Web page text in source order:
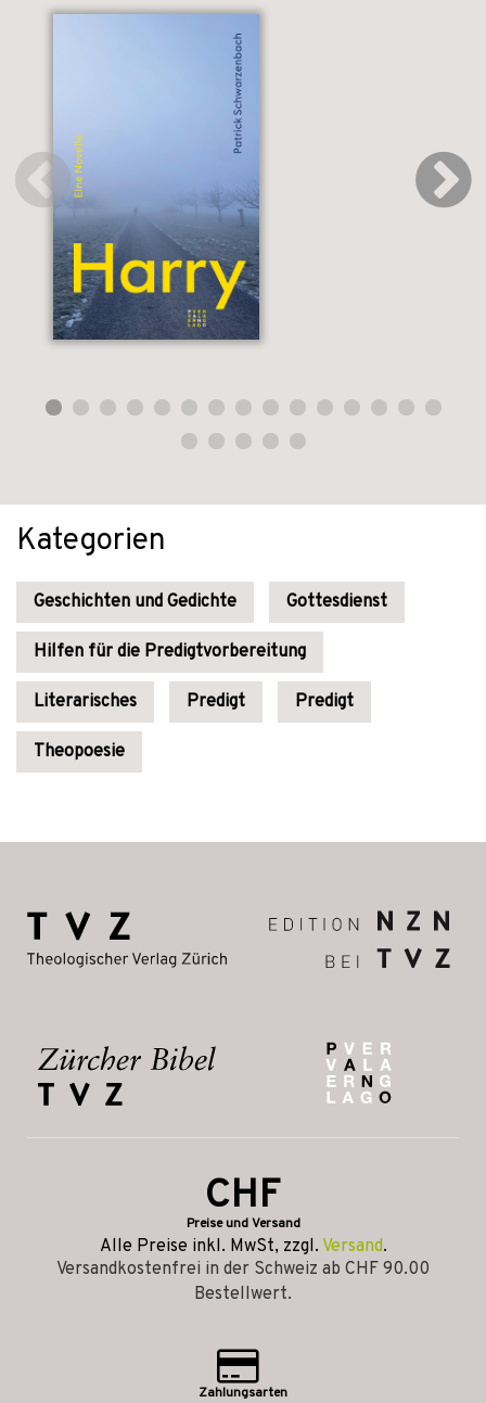
Kategorien
Geschichten und Gedichte Gottesdienst
Hilfen für die Predigtvorbereitung
Literarisches Predigt Predigt
Theopoesie
CHF
Preise und Versand
Alle Preise inkl. MwSt, zzgl. Versand.
Versandkostenfrei in der Schweiz ab CHF 90.00
Bestellwert.
Zahlungsarten